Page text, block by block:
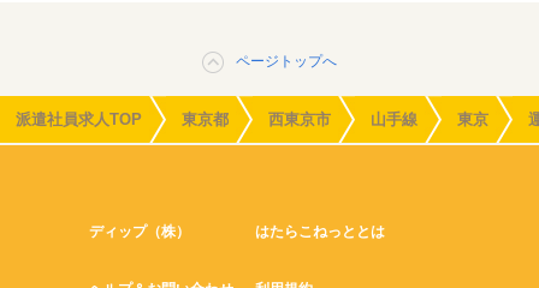
ページトップへ
派遣社員求人TOP 東京都 西東京市 山手線 東京
ディップ（株） はたらこねっととは